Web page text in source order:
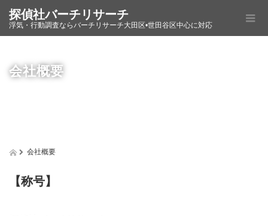
探偵社バーチリサーチ
浮気・行動調査ならバーチリサーチ大田区•世田谷区中心に対応
会社概要
会社概要
【称号】